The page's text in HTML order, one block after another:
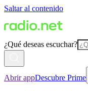
Saltar al contenido
¿Qué deseas escuchar?
Abrir appDescubre Prime